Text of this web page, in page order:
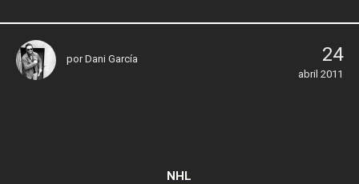
porDani García 24
abril 2011
NHL